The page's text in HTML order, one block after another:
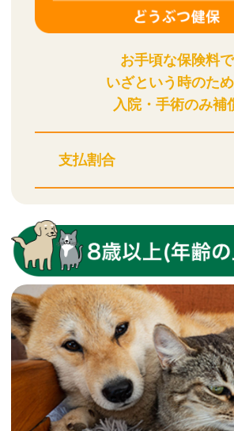
お手頃な保険料で
いざという時のた
入院・手術のみ補
支払割合